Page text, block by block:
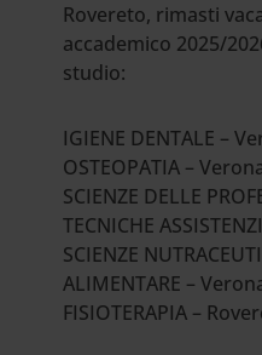
Rovereto, rimasti
accademico 2025/
studio:
IGIENE DENTALE –
OSTEOPATIA –
SCIENZE DELLE
TECNICHE
SCIENZE
ALIMENTARE –
FISIOTERAPIA –